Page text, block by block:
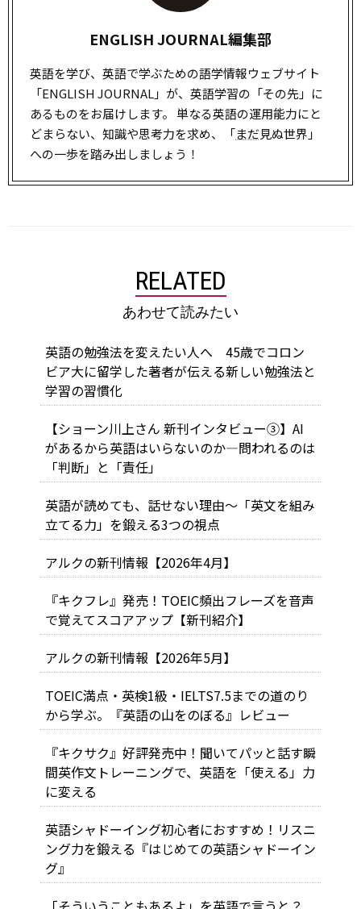
ENGLISH JOURNAL編集部
英語を学び、英語で学ぶための語学情報ウェブサイト
「ENGLISH JOURNAL」が、英語学習の「その先」に
あるものをお届けします。 単なる英語の運用能力にと
どまらない、知識や思考力を求め、「まだ見ぬ世界」
への一歩を踏み出しましょう！
RELATED
あわせて読みたい
英語の勉強法を変えたい人へ 45歳でコロン
ビア大に留学した著者が伝える新しい勉強法と
学習の習慣化
【ショーン川上さん 新刊インタビュー③】AI
があるから英語はいらないのか―問われるのは
「判断」と「責任」
英語が読めても、話せない理由～「英文を組み
立てる力」を鍛える3つの視点
アルクの新刊情報【2026年4月】
『キクフレ』発売！TOEIC頻出フレーズを音声
で覚えてスコアアップ【新刊紹介】
アルクの新刊情報【2026年5月】
TOEIC満点・英検1級・IELTS7.5までの道のり
から学ぶ。『英語の山をのぼる』レビュー
『キクサク』好評発売中！聞いてパッと話す瞬
間英作文トレーニングで、英語を「使える」力
に変える
英語シャドーイング初心者におすすめ！リスニ
ング力を鍛える『はじめての英語シャドーイン
グ』